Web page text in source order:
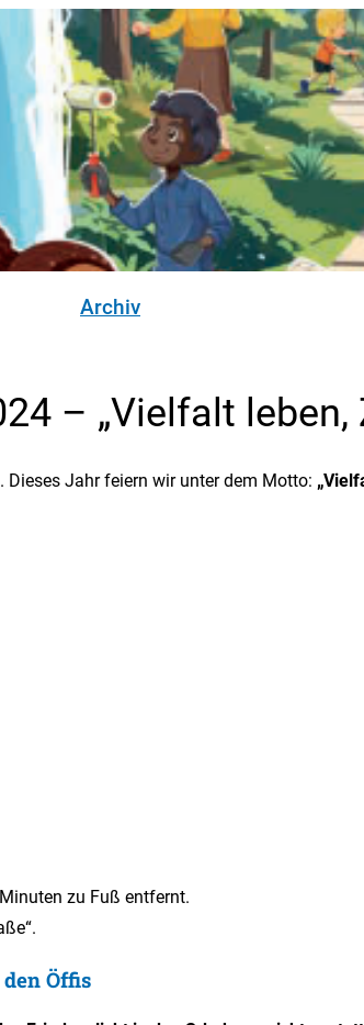
Archiv
– „Vielfalt leben,
Jahr feiern wir unter dem Motto:
zu Fuß entfernt.
Öffis